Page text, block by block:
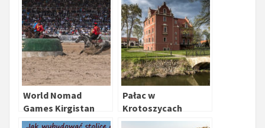
World Nomad
Games Kirgistan
Pałac w
Krotoszycach